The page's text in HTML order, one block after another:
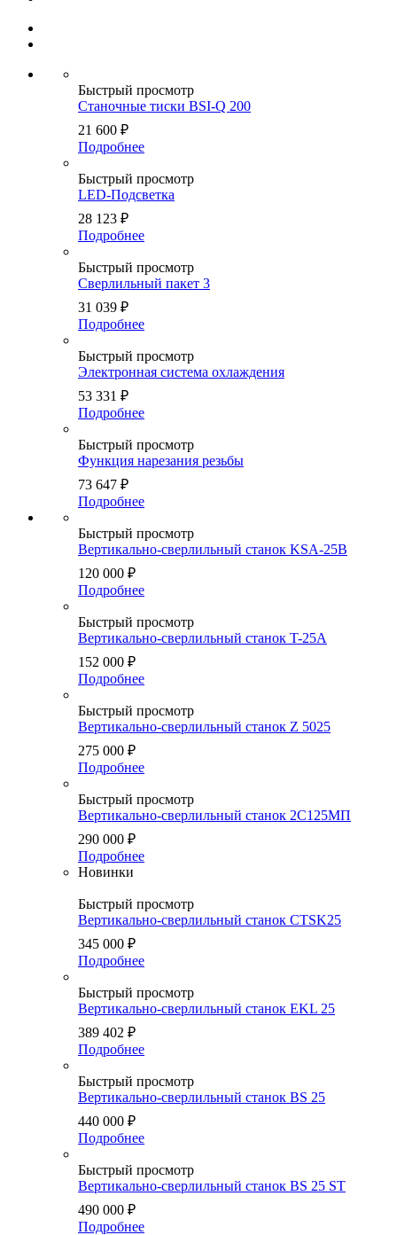
Быстрый просмотр
Станочные тиски BSI-Q 200
21 600 ₽
Подробнее
Быстрый просмотр
LED-Подсветка
28 123 ₽
Подробнее
Быстрый просмотр
Сверлильный пакет 3
31 039 ₽
Подробнее
Быстрый просмотр
Электронная система охлаждения
53 331 ₽
Подробнее
Быстрый просмотр
Функция нарезания резьбы
73 647 ₽
Подробнее
Быстрый просмотр
Вертикально-сверлильный станок KSA-25B
120 000 ₽
Подробнее
Быстрый просмотр
Вертикально-сверлильный станок T-25А
152 000 ₽
Подробнее
Быстрый просмотр
Вертикально-сверлильный станок Z 5025
275 000 ₽
Подробнее
Быстрый просмотр
Вертикально-сверлильный станок 2С125МП
290 000 ₽
Подробнее
Новинки
Быстрый просмотр
Вертикально-сверлильный станок CTSK25
345 000 ₽
Подробнее
Быстрый просмотр
Вертикально-сверлильный станок EKL 25
389 402 ₽
Подробнее
Быстрый просмотр
Вертикально-сверлильный станок BS 25
440 000 ₽
Подробнее
Быстрый просмотр
Вертикально-сверлильный станок BS 25 ST
490 000 ₽
Подробнее